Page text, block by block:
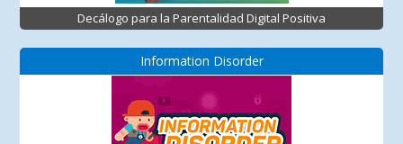
Decálogo para la Parentalidad Digital Positiva
Information Disorder